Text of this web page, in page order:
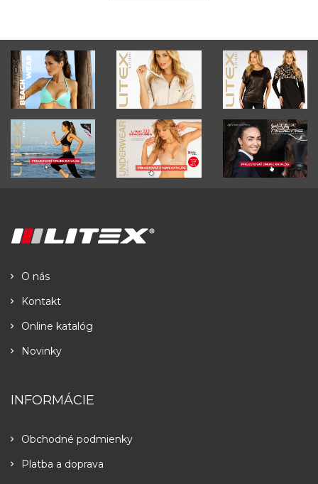
O nás
Kontakt
Online katalóg
Novinky
INFORMÁCIE
Obchodné podmienky
Platba a doprava